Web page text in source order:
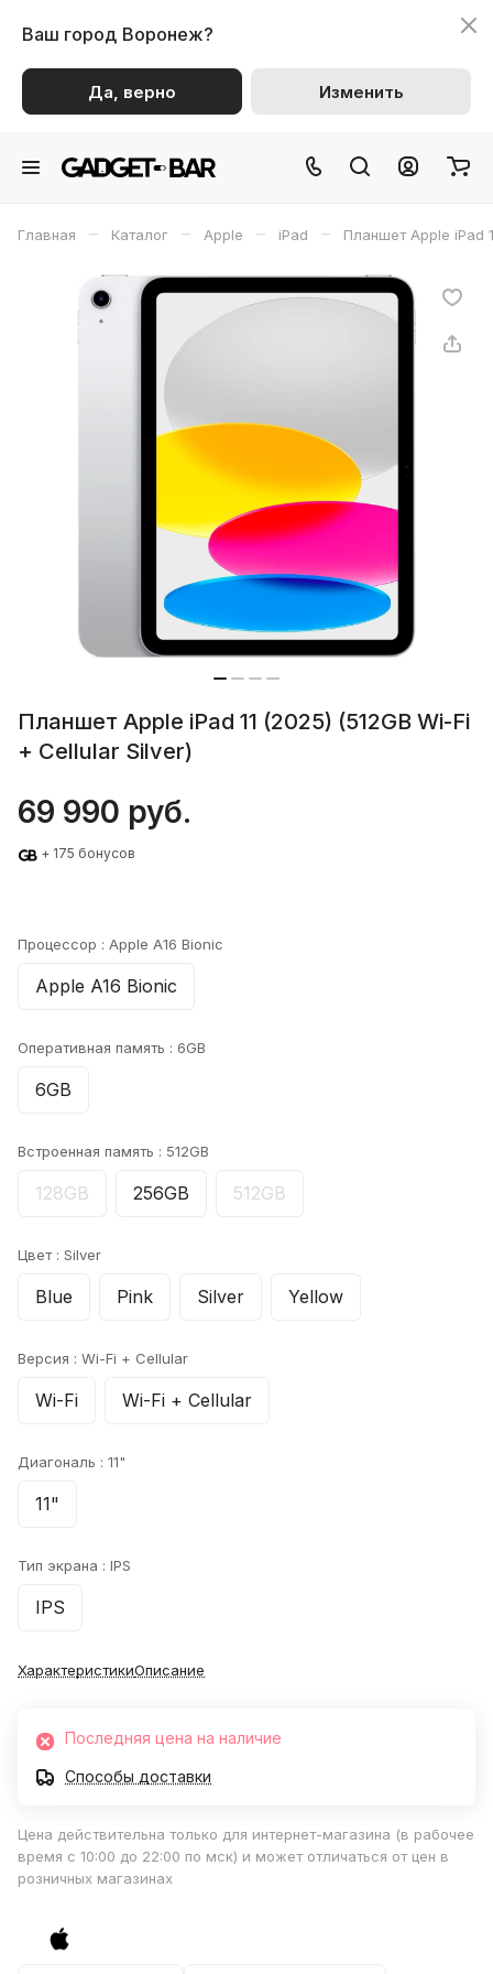
Ваш город Воронеж?
Да, верно Изменить
Главная – Каталог – Apple – iPad – Планшет Apple iPad
Планшет Apple iPad 11 (2025) (512GB Wi-Fi
+ Cellular Silver)
69 990 руб.
+ 175 бонусов
Процессор : Apple A16 Bionic
Apple A16 Bionic
Оперативная память : 6GB
6GB
Встроенная память : 512GB
128GB 256GB 512GB
Цвет : Silver
Blue Pink Silver Yellow
Версия : Wi-Fi + Cellular
Wi-Fi Wi-Fi + Cellular
Диагональ : 11"
11"
Тип экрана : IPS
IPS
ХарактеристикиОписание
Последняя цена на наличие
Способы доставки
Цена действительна только для интернет-магазина (в рабочее
время с 10:00 до 22:00 по мск) и может отличаться от цен в
розничных магазинах